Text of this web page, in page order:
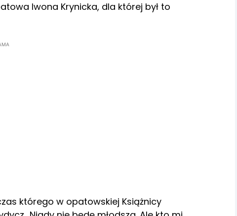
Iwona Krynicka, dla której był to
którego w opatowskiej Książnicy